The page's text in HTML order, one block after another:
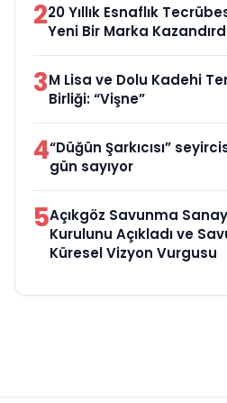
220 Yıllık Esnaflık
Yeni Bir Marka
3M Lisa ve Dolu Kadehi
Birliği: “Vişne”
4“Düğün Şarkıcısı”
gün sayıyor
5Açıkgöz Savunma
Kurulunu Açıkladı ve
Küresel Vizyon Vurgusu